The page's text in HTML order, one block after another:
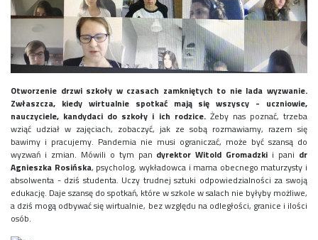
Biblioteka Szkolna
EKOSIK
Filmy z wydarzeń szkolnych
Galeria
Harmonogram pracy szkoły
Konkurs klas
Konkurs "Złota Żaba"
Kontakty zagraniczne
Newsy
Obóz adaptacyjny
Polityka ochrony dzieci
Przewodniczący Rady Szkoły
Szkoła zimowa
Otworzenie drzwi szkoły w czasach zamkniętych to nie lada wyzwanie.
Zwłaszcza, kiedy wirtualnie spotkać mają się wszyscy - uczniowie,
nauczyciele, kandydaci do szkoły i ich rodzice.Żeby nas poznać, trzeba
wziąć udział w zajęciach, zobaczyć, jak ze sobą rozmawiamy, razem się
bawimy i pracujemy. Pandemia nie musi ograniczać, może być szansą do
wyzwań i zmian. Mówili o tym pan dyrektor Witold Gromadzki i pani dr
Agnieszka Rosińska, psycholog, wykładowca i mama obecnego maturzysty i
absolwenta - dziś studenta. Uczy trudnej sztuki odpowiedzialności za swoją
edukację. Daje szansę do spotkań, które w szkole w salach nie byłyby możliwe,
a dziś mogą odbywać się wirtualnie, bez względu na odległości, granice i ilości
osób.